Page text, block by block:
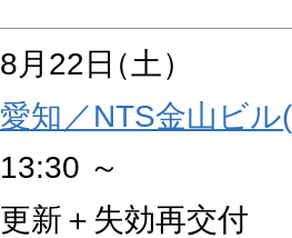
8月22日（土）
愛知／NTS金山ビ
13:30 ～
更新＋失効再交付